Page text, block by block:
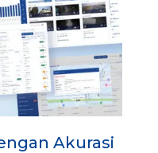
Akurasi